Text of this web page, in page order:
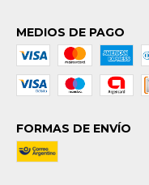
MEDIOS DE PAGO
FORMAS DE ENVÍO